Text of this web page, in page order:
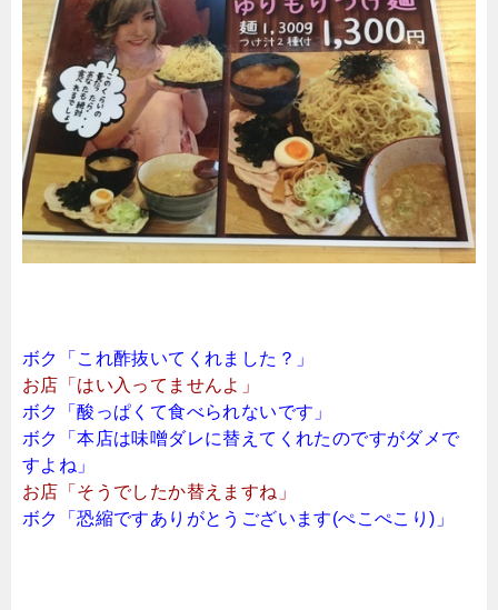
ボク「これ酢抜いてくれました？」
お店「はい入ってませんよ」
ボク「酸っぱくて食べられないです」
ボク「本店は味噌ダレに替えてくれたのですがダメで
すよね」
お店「そうでしたか替えますね」
ボク「恐縮ですありがとうございます(ぺこぺこり)」